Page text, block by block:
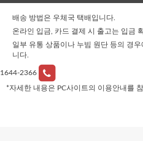
배송 방법은 우체국 택배입니다.
온라인 입금, 카드 결제 시 출고는 입금
일부 유통 상품이나 누빔 원단 등의 경
니다.
1644-2366
*자세한 내용은 PC사이트의 이용안내를 참